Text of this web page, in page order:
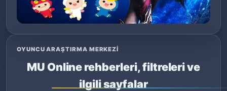
OYUNCU ARAŞTIRMA MERKEZI
MU Online rehberleri, filtreleri ve
ilgili sayfalar